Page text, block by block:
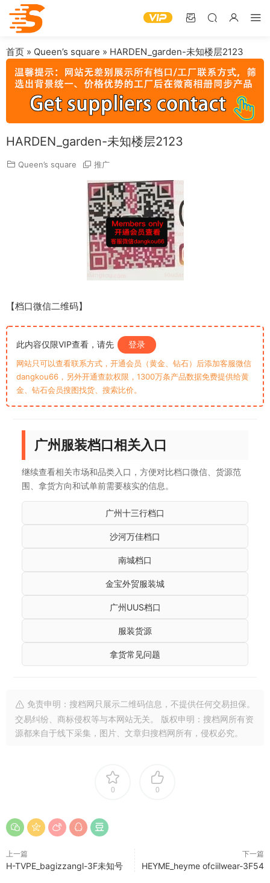
首页 » Queen’s square » HARDEN_garden-未知楼层2123
HARDEN_garden-未知楼层2123
Queen’s square 推广
【档口微信二维码】
此内容仅限VIP查看，请先 登录
网站只可以查看联系方式，开通会员（黄金、钻石）后添加客服微信
dangkou66，另外开通查款权限，1300万条产品数据免费提供给黄
金、钻石会员搜图找货、搜索比价。
广州服装档口相关入口
继续查看相关市场和品类入口，方便对比档口微信、货源范
围、拿货方向和试单前需要核实的信息。
广州十三行档口
沙河万佳档口
南城档口
金宝外贸服装城
广州UUS档口
服装货源
拿货常见问题
免责申明：搜档网只展示二维码信息，不提供任何交易担保。
交易纠纷、商标侵权等与本网站无关。 版权申明：搜档网所有资
源都来自于线下采集，图片、文章归搜档网所有，侵权必究。
0 0
上一篇
H-TVPE_bagizzangl-3F未知号
下一篇
HEYME_heyme ofciilwear-3F54